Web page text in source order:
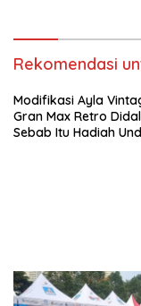
Rekomendasi
Modifikasi Ayla
Gran Max Retro
Sebab Itu Hadiah